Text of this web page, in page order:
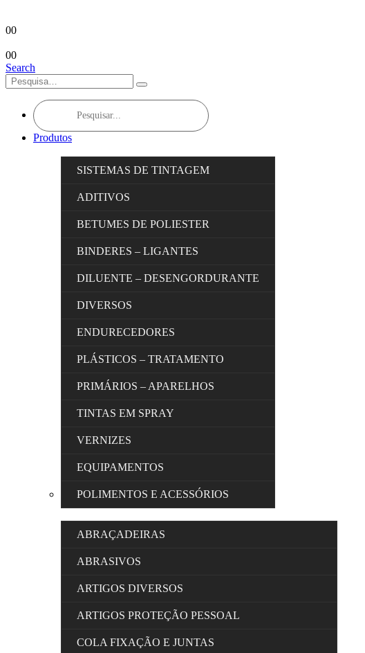
00
00
Search
Products
search
Produtos
SISTEMAS DE TINTAGEM
ADITIVOS
BETUMES DE POLIESTER
BINDERES – LIGANTES
DILUENTE – DESENGORDURANTE
DIVERSOS
ENDURECEDORES
PLÁSTICOS – TRATAMENTO
PRIMÁRIOS – APARELHOS
TINTAS EM SPRAY
VERNIZES
EQUIPAMENTOS
POLIMENTOS E ACESSÓRIOS
ABRAÇADEIRAS
ABRASIVOS
ARTIGOS DIVERSOS
ARTIGOS PROTEÇÃO PESSOAL
COLA FIXAÇÃO E JUNTAS